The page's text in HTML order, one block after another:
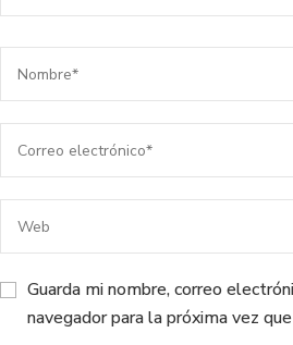
Guarda mi nombre, correo
navegador para la próxima vez